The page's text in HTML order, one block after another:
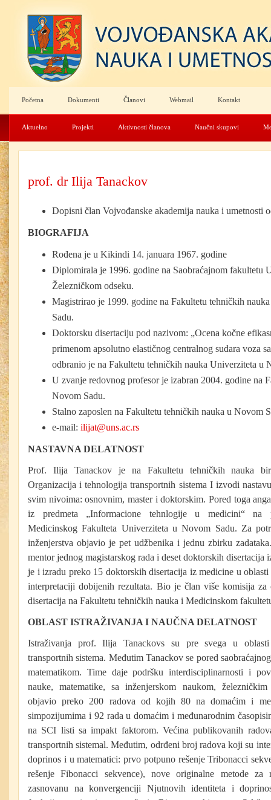
Početna Dokumenti Članovi Webmail Kontakt
Aktuelno Projekti Aktivnosti članova Naučni skupovi
prof. dr Ilija Tanackov
Dopisni član Vojvođanske akademija nauka i umetnosti
BIOGRAFIJA
Rođena je u Kikindi 14. januara 1967. godine
Diplomirala je 1996. godine na Saobraćajnom fakultetu
Železničkom odseku.
Magistrirao je 1999. godine na Fakultetu tehničkih
Sadu.
Doktorsku disertaciju pod nazivom: „Ocena kočne
primenom apsolutno elastičnog centralnog sudara voza
odbranio je na Fakultetu tehničkih nauka Univerziteta u
U zvanje redovnog profesor je izabran 2004. godine na
Novom Sadu.
Stalno zaposlen na Fakultetu tehničkih nauka u Novom
e-mail: ilijat@uns.ac.rs
NASTAVNA DELATNOST
Prof. Ilija Tanackov je na Fakultetu tehničkih nauka
Organizacija i tehnologija transportnih sistema I izvodi
svim nivoima: osnovnim, master i doktorskim. Pored toga
iz predmeta „Informacione tehnlogije u medicini“ na
Medicinskog Fakulteta Univerziteta u Novom Sadu. Za
inženjerstva objavio je pet udžbenika i jednu zbirku
mentor jednog magistarskog rada i deset doktorskih disertacija
je i izradu preko 15 doktorskih disertacija iz medicine u oblasti
interpretaciji dobijenih rezultata. Bio je član više komisija
disertacija na Fakultetu tehničkih nauka i Medicinskom
OBLAST ISTRAŽIVANJA I NAUČNA DELATNOST
Istraživanja prof. Ilija Tanackovs su pre svega u
transportnih sistema. Međutim Tanackov se pored
matematikom. Time daje podršku interdisciplinarnosti i
nauke, matematike, sa inženjerskom naukom,
objavio preko 200 radova od kojih 80 na domaćim i
simpozijumima i 92 rada u domaćim i međunarodnim
na SCI listi sa impakt faktorom. Većina publikovanih
transportnih sistemal. Međutim, odrđeni broj radova koji su
doprinos i u matematici: prvo potpuno rešenje Tribonacci
rešenje Fibonacci sekvence), nove originalne metode za
zasnovanu na konvergenciji Njutnovih identiteta i